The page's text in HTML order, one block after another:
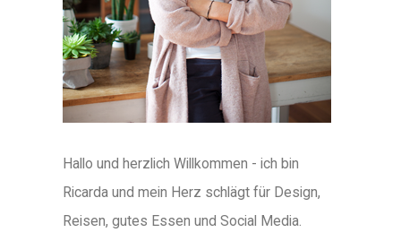
Hallo und herzlich Willkommen - ich bin
Ricarda und mein Herz schlägt für Design,
Reisen, gutes Essen und Social Media.